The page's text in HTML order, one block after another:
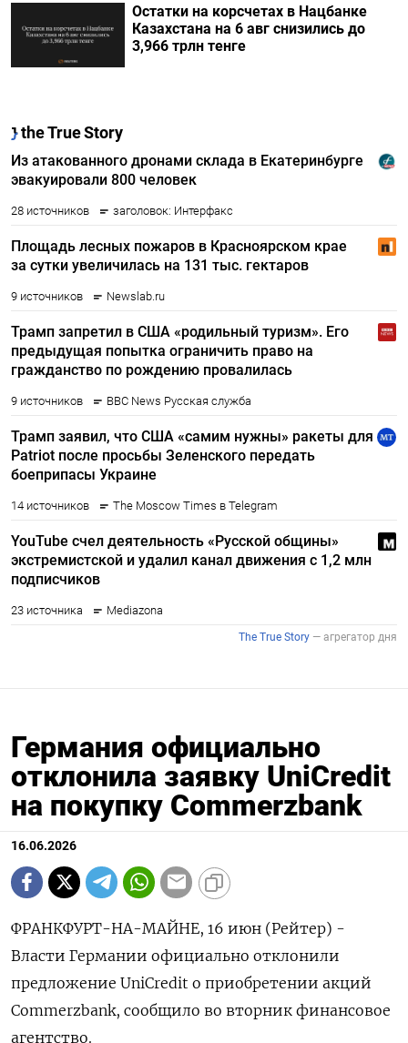
Остатки на корсчетах в Нацбанке
Казахстана на 6 авг снизились до
3,966 трлн тенге
Германия официально
отклонила заявку UniCredit
на покупку Commerzbank
16.06.2026
ФРАНКФУРТ-НА-МАЙНЕ, 16 июн (Рейтер) -
Власти Германии официально отклонили
предложение ‌UniCredit о приобретении акций
Commerzbank, сообщило во ​вторник финансовое ​
агентство.